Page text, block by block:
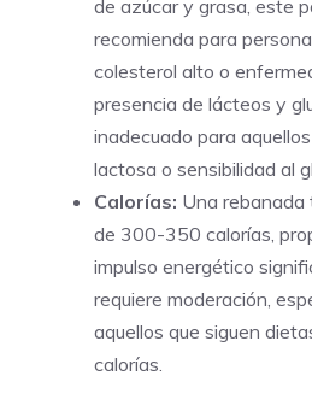
de azúcar y grasa, este
recomienda para
colesterol alto o
presencia de lácteos y
inadecuado para
lactosa o sensibilidad al
Calorías: Una rebanada
de 300-350 calorías,
impulso energético
requiere moderación,
aquellos que siguen
calorías.